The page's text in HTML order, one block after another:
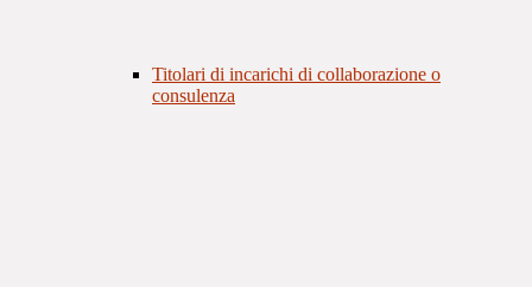
Titolari di incarichi di collaborazione o
consulenza